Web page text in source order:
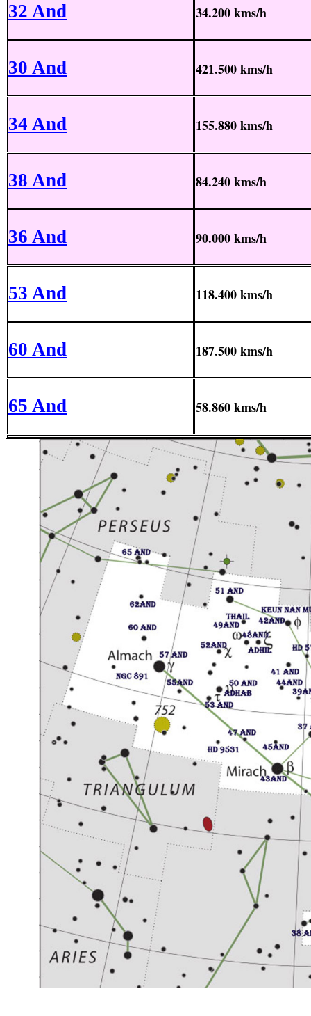
32 And 34.200 kms/h
30 And 421.500 kms/h
34 And 155.880 kms/h
38 And 84.240 kms/h
36 And 90.000 kms/h
53 And 118.400 kms/h
60 And 187.500 kms/h
65 And 58.860 kms/h